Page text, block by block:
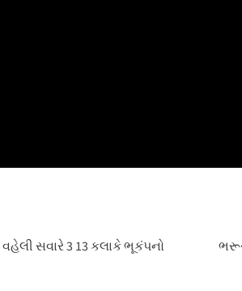
સવારે 3 13 કલાકે ભૂકંપનો